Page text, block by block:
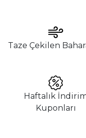
Taze Çekilen
Haftalık
Kuponları